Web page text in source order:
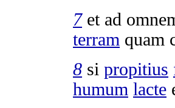
7et ad
terram quam
8 si propitius
humum lacte